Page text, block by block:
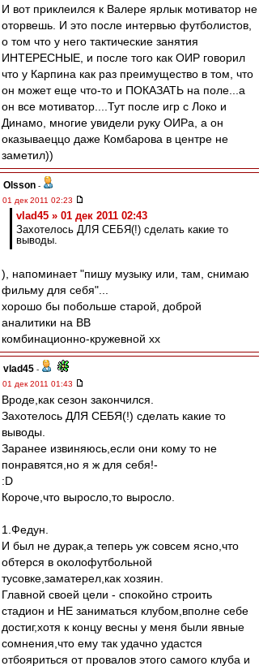
И вот приклеился к Валере ярлык мотиватор не
оторвешь. И это после интервью футболистов,
о том что у него тактические занятия
ИНТЕРЕСНЫЕ, и после того как ОИР говорил
что у Карпина как раз преимущество в том, что
он может еще что-то и ПОКАЗАТЬ на поле...а
он все мотиватор....Тут после игр с Локо и
Динамо, многие увидели руку ОИРа, а он
оказываеццо даже Комбарова в центре не
заметил))
Olsson -
01 дек 2011 02:23
vlad45 » 01 дек 2011 02:43
Захотелось ДЛЯ СЕБЯ(!) сделать какие то
выводы.
), напоминает "пишу музыку или, там, снимаю
фильму для себя"...
хорошо бы побольше старой, доброй
аналитики на ВВ
комбинационно-кружевной хх
vlad45 -
01 дек 2011 01:43
Вроде,как сезон закончился.
Захотелось ДЛЯ СЕБЯ(!) сделать какие то
выводы.
Заранее извиняюсь,если они кому то не
понравятся,но я ж для себя!-
:D
Короче,что выросло,то выросло.
1.Федун.
И был не дурак,а теперь уж совсем ясно,что
обтерся в околофутбольной
тусовке,заматерел,как хозяин.
Главной своей цели - спокойно строить
стадион и НЕ заниматься клубом,вполне себе
достиг,хотя к концу весны у меня были явные
сомнения,что ему так удачно удастся
отбояриться от провалов этого самого клуба и